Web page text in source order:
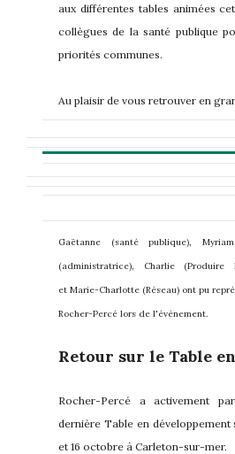
aux différentes tables animées
collègues de la santé publique
priorités communes.
Au plaisir de vous retrouver en
Gaëtanne (santé publique),
(administratrice), Charlie (Produire
et Marie-Charlotte (Réseau) ont pu
Rocher-Percé lors de l'événement.
Retour sur le Table
Rocher-Percé a activement
dernière Table en développement
et 16 octobre à Carleton-sur-mer.